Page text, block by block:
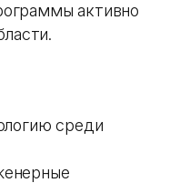
активно
среди